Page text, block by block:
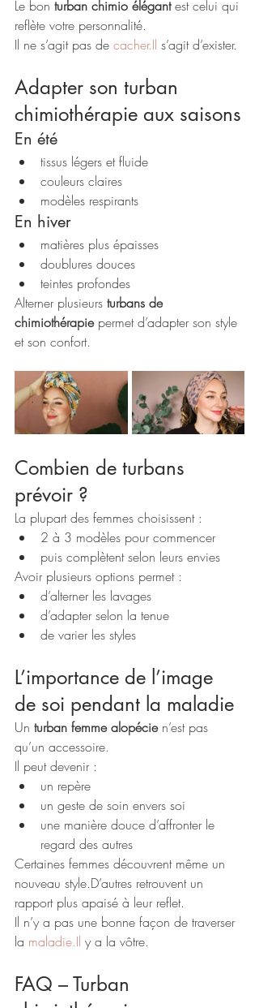
Le bon turban chimio élégant est celui qui
reflète votre personnalité.
Il ne s’agit pas de cacher.Il s’agit d’exister.
Adapter son turban
chimiothérapie aux saisons
En été
tissus légers et fluide
couleurs claires
modèles respirants
En hiver
matières plus épaisses
doublures douces
teintes profondes
Alterner plusieurs turbans de
chimiothérapie permet d’adapter son style
et son confort.
Combien de turbans
prévoir ?
La plupart des femmes choisissent :
2 à 3 modèles pour commencer
puis complètent selon leurs envies
Avoir plusieurs options permet :
d’alterner les lavages
d’adapter selon la tenue
de varier les styles
L’importance de l’image
de soi pendant la maladie
Un turban femme alopécie n’est pas
qu’un accessoire.
Il peut devenir :
un repère
un geste de soin envers soi
une manière douce d’affronter le
regard des autres
Certaines femmes découvrent même un
nouveau style.D’autres retrouvent un
rapport plus apaisé à leur reflet.
Il n’y a pas une bonne façon de traverser
la maladie.Il y a la vôtre.
FAQ – Turban